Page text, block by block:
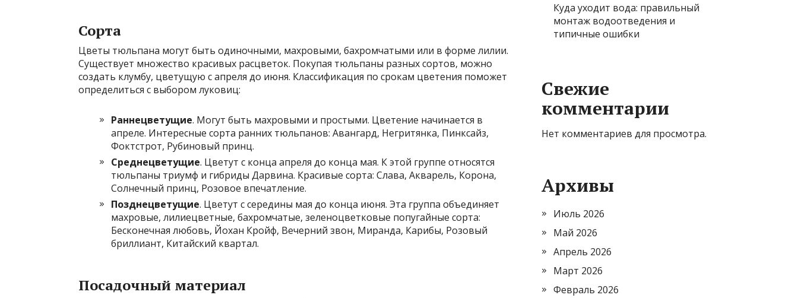
Сорта
Цветы тюльпана могут быть одиночными, махровыми, бахромчатыми или в форме лилии.
Существует множество красивых расцветок. Покупая тюльпаны разных сортов, можно
создать клумбу, цветущую с апреля до июня. Классификация по срокам цветения поможет
определиться с выбором луковиц:
Раннецветущие. Могут быть махровыми и простыми. Цветение начинается в
апреле. Интересные сорта ранних тюльпанов: Авангард, Негритянка, Пинксайз,
Фоктстрот, Рубиновый принц.
Среднецветущие. Цветут с конца апреля до конца мая. К этой группе относятся
тюльпаны триумф и гибриды Дарвина. Красивые сорта: Слава, Акварель, Корона,
Солнечный принц, Розовое впечатление.
Позднецветущие. Цветут с середины мая до конца июня. Эта группа объединяет
махровые, лилиецветные, бахромчатые, зеленоцветковые попугайные сорта:
Бесконечная любовь, Йохан Кройф, Вечерний звон, Миранда, Карибы, Розовый
бриллиант, Китайский квартал.
Посадочный материал
Куда уходит вода: правильный
монтаж водоотведения и
типичные ошибки
Свежие
комментарии
Нет комментариев для просмотра.
Архивы
Июль 2026
Май 2026
Апрель 2026
Март 2026
Февраль 2026